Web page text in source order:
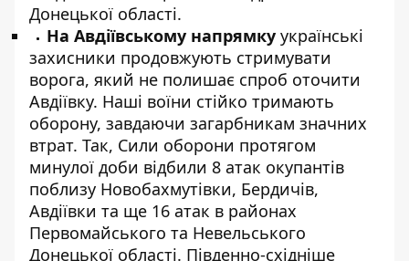
Донецької області.
На Авдіївському напрямку українські
захисники продовжують стримувати
ворога, який не полишає спроб оточити
Авдіївку. Наші воїни стійко тримають
оборону, завдаючи загарбникам значних
втрат. Так, Сили оборони протягом
минулої доби відбили 8 атак окупантів
поблизу Новобахмутівки, Бердичів,
Авдіївки та ще 16 атак в районах
Первомайського та Невельського
Донецької області. Південно-східніше